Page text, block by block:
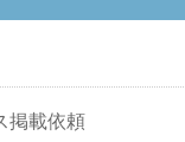
掲載依頼